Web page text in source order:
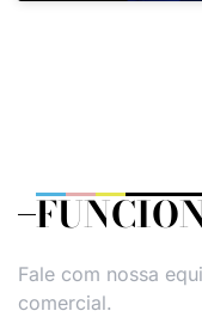
Fale com nossa
comercial.